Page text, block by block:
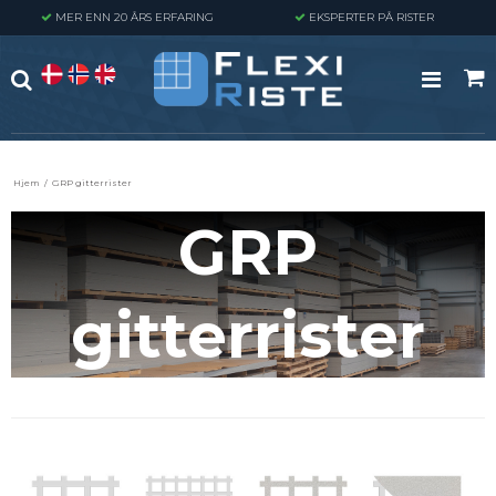
MER ENN 20 ÅRS ERFARING EKSPERTER PÅ RISTER
Hjem / GRP gitterrister
GRP
gitterrister